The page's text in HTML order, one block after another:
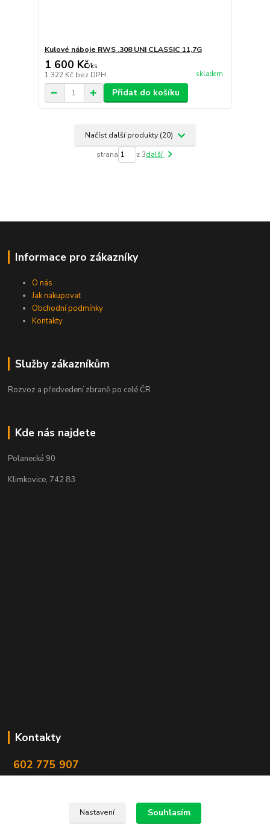
Kulové náboje RWS .308 UNI CLASSIC 11,7G
1 600 Kč/ks
1 322 Kč bez DPH skladem
Přidat do košíku
Načíst další produkty (20)
strana z 3další
Informace pro zákazníky
O nás
Jak nakupovat
Obchodní podmínky
Kontakty
Služby zákazníkům
Rozvoz a předvedení zbraně po celé ČR
Kde nás najdete
Polanecká 90
Klimkovice, 742 83
Kontakty
602 775 907
Nastavení Souhlasím